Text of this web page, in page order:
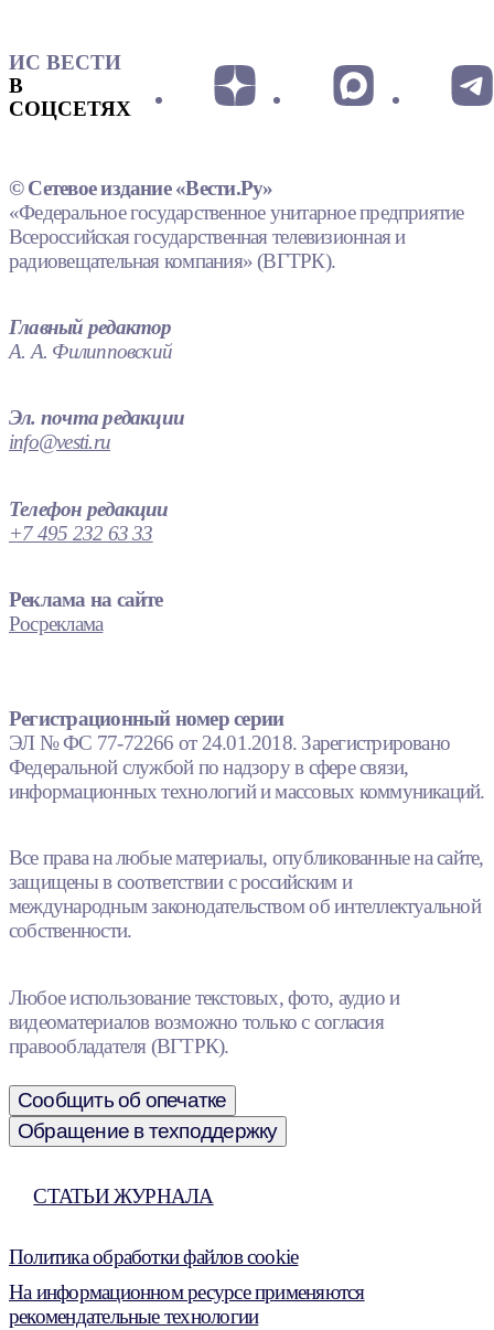
ИС ВЕСТИ
В
СОЦСЕТЯХ
© Сетевое издание «Вести.Ру»
«Федеральное государственное унитарное предприятие
Всероссийская государственная телевизионная и
радиовещательная компания» (ВГТРК).
Главный редактор
А. А. Филипповский
Эл. почта редакции
info@vesti.ru
Телефон редакции
+7 495 232 63 33
Реклама на сайте
Росреклама
Регистрационный номер серии
ЭЛ № ФС 77-72266 от 24.01.2018. Зарегистрировано
Федеральной службой по надзору в сфере связи,
информационных технологий и массовых коммуникаций.
Все права на любые материалы, опубликованные на сайте,
защищены в соответствии с российским и
международным законодательством об интеллектуальной
собственности.
Любое использование текстовых, фото, аудио и
видеоматериалов возможно только с согласия
правообладателя (ВГТРК).
Сообщить об опечатке
Обращение в техподдержку
СТАТЬИ ЖУРНАЛА
Политика обработки файлов cookie
На информационном ресурсе применяются
рекомендательные технологии